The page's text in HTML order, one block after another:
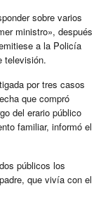
sobre varios
ministro», después
a la Policía
televisión.
por tres casos
que compró
del erario público
familiar, informó el
públicos los
que vivía con el